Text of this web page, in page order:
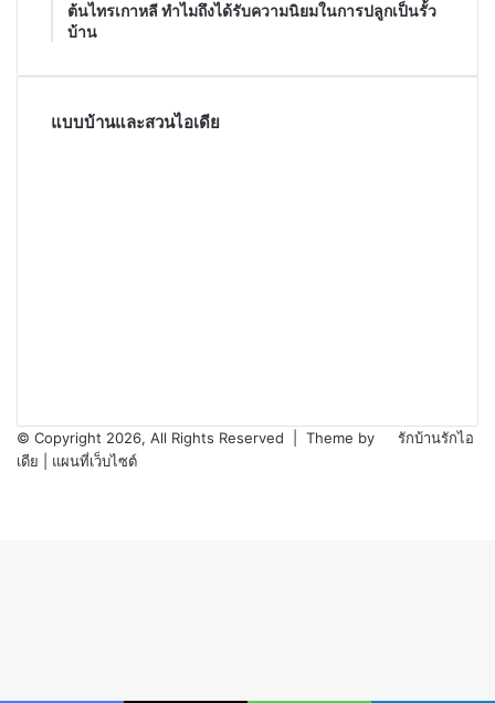
ต้นไทรเกาหลี ทำไมถึงได้รับความนิยมในการปลูกเป็นรั้ว
บ้าน
แบบบ้านและสวนไอเดีย
© Copyright 2026, All Rights Reserved | Theme by
รักบ้านรักไอ
เดีย
แผนที่เว็บไซต์